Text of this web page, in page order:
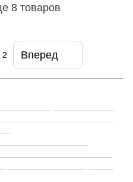
8 товаров
2 Вперед